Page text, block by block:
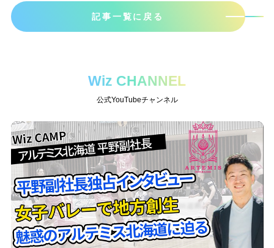
記事一覧に戻る
Wiz CHANNEL
公式YouTubeチャンネル